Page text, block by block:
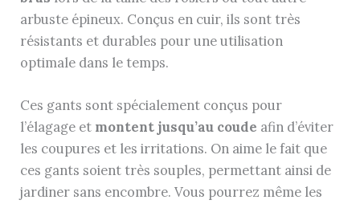
arbuste épineux. Conçus en cuir, ils sont très
résistants et durables pour une utilisation
optimale dans le temps.
Ces gants sont spécialement conçus pour
l’élagage et montent jusqu’au coude afin d’éviter
les coupures et les irritations. On aime le fait que
ces gants soient très souples, permettant ainsi de
jardiner sans encombre. Vous pourrez même les